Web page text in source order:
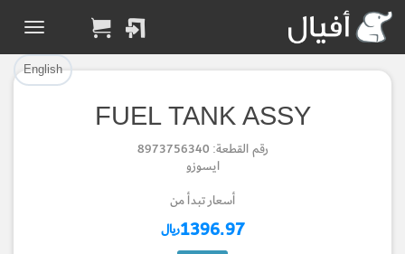
English
FUEL TANK ASSY
رقم القطعة: 8973756340
ايسوزو
أسعار تبدأ من
1396.97ريال
تم إضافة القطعة بنجاح.
الرجوع لصفحة البحث
Part Successfully
Selected
Return to Search Page
تم إضافة القطعة للسلة بنجاح.
إتمام عملية الشراء
Part Added to Cart
Checkout